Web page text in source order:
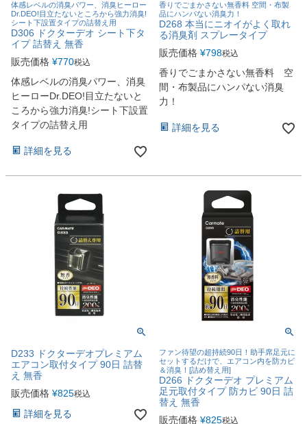
体感レベルの消臭パワー、消臭ヒーロー
Dr.DEO!目立たないところから強力消臭!
シート下設置タイプの詰替え用
D306 ドクターデオ シート下タ
イプ 詰替え 無香
販売価格 ¥770税込
体感レベルの消臭パワー、消臭
ヒーローDr.DEO!目立たないと
ころから強力消臭!シート下設置
タイプの詰替え用
詳細を見る
香りでごまかさない無香料 空間・布製
品にハンパない消臭力！
D268 本当にニオイがよく取れ
る消臭剤 スプレータイプ
販売価格 ¥798税込
香りでごまかさない無香料 空
間・布製品にハンパない消臭
力！
詳細を見る
D233 ドクターデオプレミアム
エアコン取付タイプ 90日 詰替
え 無香
販売価格 ¥825税込
詳細を見る
ファン待望の超持続90日！助手席足元に
セットするだけで、エアコン内を防カビ
＆消臭！[詰め替え用]
D266 ドクターデオ プレミアム
足元取付タイプ 防カビ 90日 詰
替え 無香
販売価格 ¥825税込